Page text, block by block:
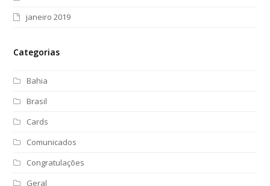
janeiro 2019
Categorias
Bahia
Brasil
Cards
Comunicados
Congratulações
Geral